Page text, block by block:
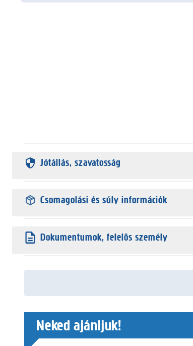
Jótállás, szavatosság
Csomagolási és súly információk
Dokumentumok, felelős személy
Neked ajánljuk!